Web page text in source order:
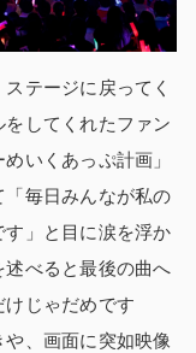
テージに戻ってく
してくれたファン
いくあっぷ計画」
毎日みんなが私の
」と目に涙を浮か
べると最後の曲へ
けじゃだめです
、画面に突如映像